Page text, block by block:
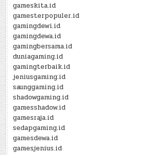
gameskita.id
gamesterpopuler.id
gamingdewi.id
gamingdewa.id
gamingbersama.id
duniagaming.id
gamingterbaik.id
jeniusgaming.id
saunggaming.id
shadowgaming.id
gamesshadow.id
gamesraja.id
sedapgaming.id
gamesdewa.id
gamesjenius.id